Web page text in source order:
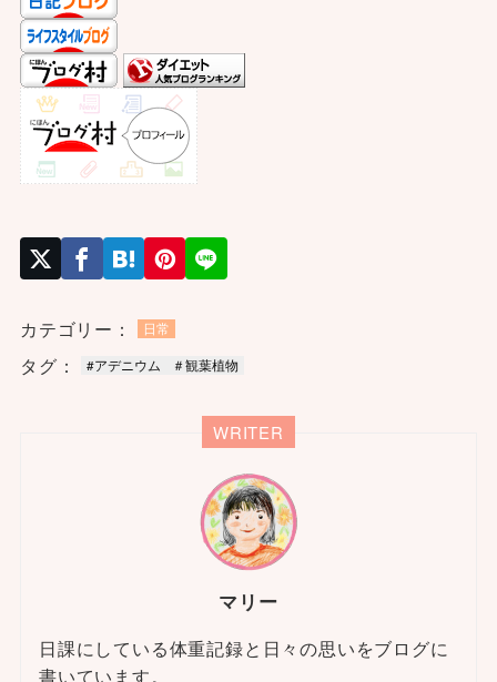
カテゴリー： 日常
タグ： #アデニウム ＃観葉植物
WRITER
マリー
日課にしている体重記録と日々の思いをブログに
書いています。